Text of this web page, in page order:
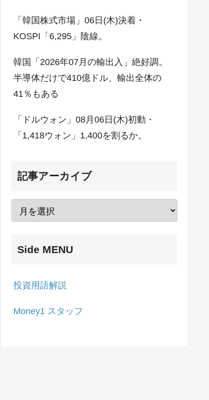
「韓国株式市場」06日(木)決着・
KOSPI「6,295」陰線。
韓国「2026年07月の輸出入」絶好調。
半導体だけで410億ドル、輸出全体の
41％もある
「ドルウォン」08月06日(木)初動・
「1,418ウォン」1,400を割るか。
記事アーカイブ
Side MENU
投資用語解説
Money1 スタッフ